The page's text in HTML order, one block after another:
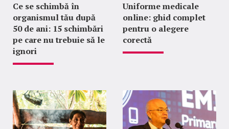
Ce se schimbă în
organismul tău după
50 de ani: 15 schimbări
pe care nu trebuie să le
ignori
Uniforme medicale
online: ghid complet
pentru o alegere
corectă